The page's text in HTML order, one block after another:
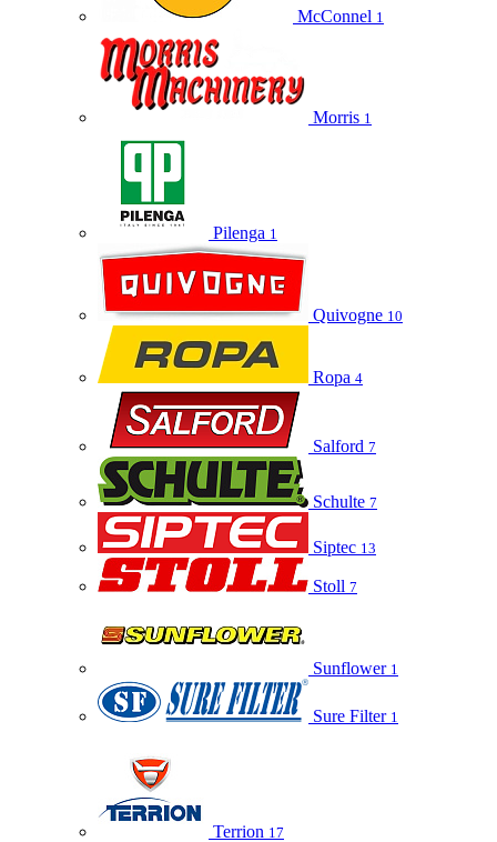
McConnel 1
Morris 1
Pilenga 1
Quivogne 10
Ropa 4
Salford 7
Schulte 7
Siptec 13
Stoll 7
Sunflower 1
Sure Filter 1
Terrion 17